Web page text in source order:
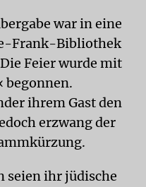
war in eine
Frank-Bibliothek
Feier wurde mit
begonnen.
ihrem Gast den
erzwang der
seien ihr jüdische